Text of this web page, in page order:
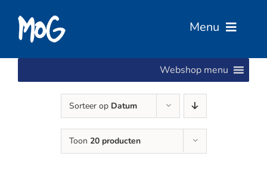
inhoud
Menu
Webshop menu
Sorteer op Datum
Toon 20 producten